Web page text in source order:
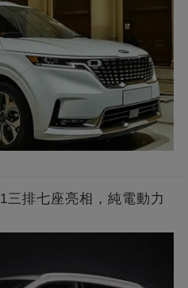
三排七座亮相，純電動力